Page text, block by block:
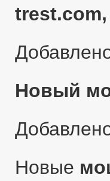
Новый
Новые